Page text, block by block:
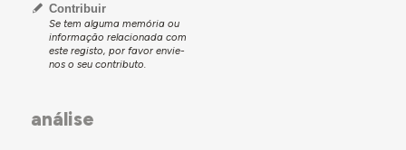
Contribuir
Se tem alguma memória ou
informação relacionada com
este registo, por favor envie-
nos o seu contributo.
análise